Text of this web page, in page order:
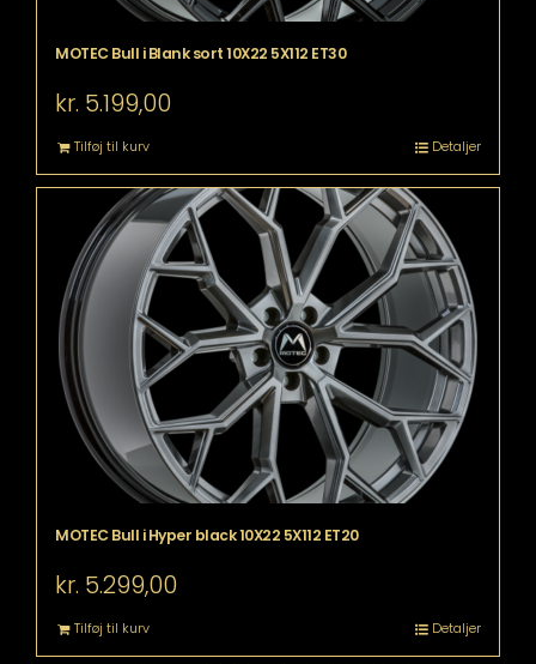
MOTEC Bull i Blank sort 10X22 5X112 ET30
kr. 5.199,00
Tilføj til kurv Detaljer
MOTEC Bull i Hyper black 10X22 5X112 ET20
kr. 5.299,00
Tilføj til kurv Detaljer